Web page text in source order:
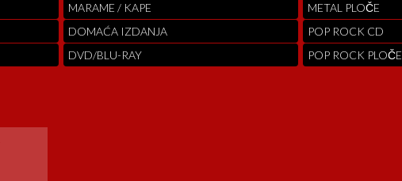
MARAME / KAPE
DOMAĆA IZDANJA
DVD/BLU-RAY
METAL PLOČE
POP ROCK CD
POP ROCK PLOČE